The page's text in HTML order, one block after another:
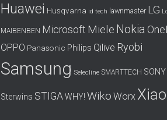
Huawei Husqvarna id tech lawnmaster LG
MAIBENBEN Microsoft Miele Nokia
OPPO Panasonic Philips Qilive Ryobi
Samsung Selecline SMARTTECH SONY
Sterwins STIGAWHY! Wiko Worx